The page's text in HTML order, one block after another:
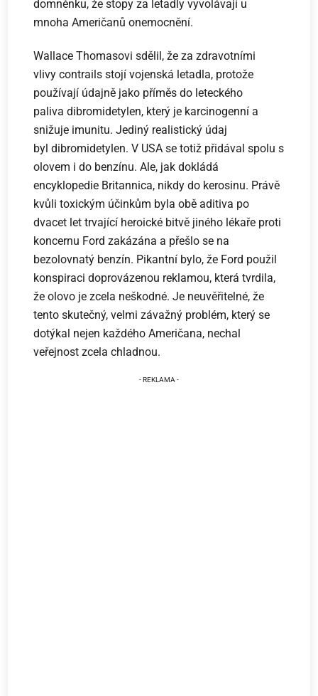
domněnku, že stopy za letadly vyvolávají u
mnoha Američanů onemocnění.
Wallace Thomasovi sdělil, že za zdravotními
vlivy contrails stojí vojenská letadla, protože
používají údajně jako příměs do leteckého
paliva dibromidetylen, který je karcinogenní a
snižuje imunitu. Jediný realistický údaj
byl dibromidetylen. V USA se totiž přidával spolu s
olovem i do benzínu. Ale, jak dokládá
encyklopedie Britannica, nikdy do kerosinu. Právě
kvůli toxickým účinkům byla obě aditiva po
dvacet let trvající heroické bitvě jiného lékaře proti
koncernu Ford zakázána a přešlo se na
bezolovnatý benzín. Pikantní bylo, že Ford použil
konspiraci doprovázenou reklamou, která tvrdila,
že olovo je zcela neškodné. Je neuvěřitelné, že
tento skutečný, velmi závažný problém, který se
dotýkal nejen každého Američana, nechal
veřejnost zcela chladnou.